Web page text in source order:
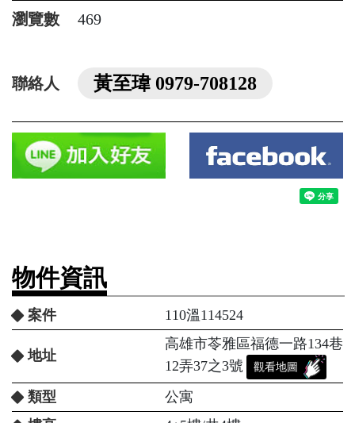
瀏覽數 469
聯絡人 黃至瑋 0979-708128
物件資訊
案件 110溫114524
地址
高雄市苓雅區福德一路134巷
12弄37之3號
觀看地圖
類型
公寓